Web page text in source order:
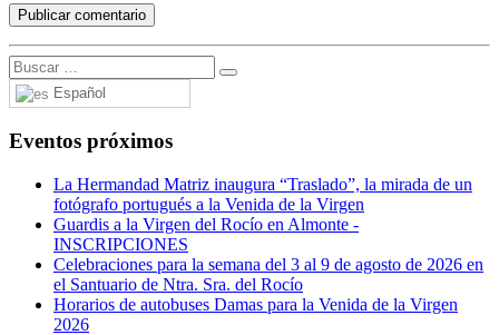
Español
Eventos próximos
La Hermandad Matriz inaugura “Traslado”, la mirada de un
fotógrafo portugués a la Venida de la Virgen
Guardis a la Virgen del Rocío en Almonte -
INSCRIPCIONES
Celebraciones para la semana del 3 al 9 de agosto de 2026 en
el Santuario de Ntra. Sra. del Rocío
Horarios de autobuses Damas para la Venida de la Virgen
2026